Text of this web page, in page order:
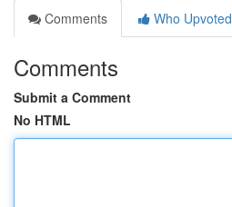
Comments
Who Upvoted
Comments
Submit a Comment
No HTML